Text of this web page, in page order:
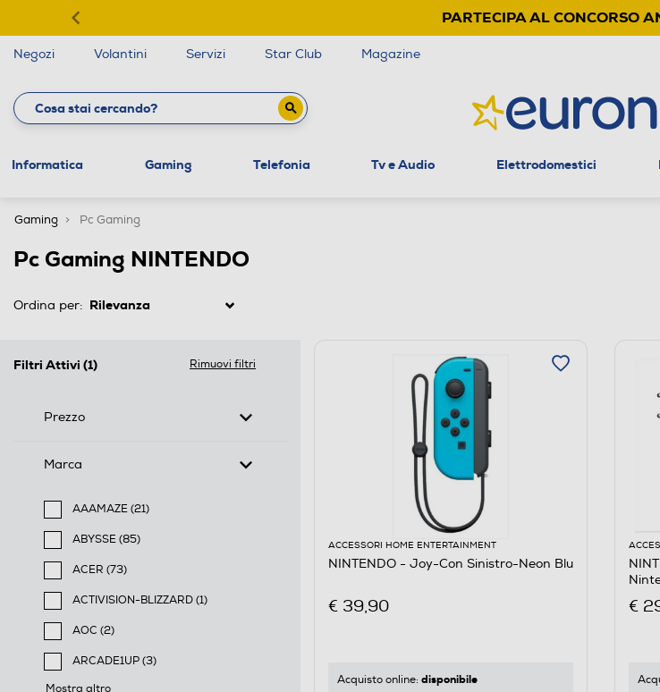
PARTECIPA AL CONCORSO
Negozi Volantini Servizi Star Club Magazine
Informatica Gaming Telefonia Tv e Audio Elettrodomestici
Gaming Pc Gaming
Pc Gaming NINTENDO
Ordina per:
Filtri Attivi (1) Rimuovi filtri
Prezzo
Marca
AAAMAZE (21)
Filtra per Marca: AAAMAZE
ABYSSE (85)
Filtra per Marca: ABYSSE
ACER (73)
Filtra per Marca: ACER
ACTIVISION-BLIZZARD (1)
Filtra per Marca: ACTIVISION-BLIZZARD
AOC (2)
Filtra per Marca: AOC
ARCADE1UP (3)
Filtra per Marca: ARCADE1UP
Mostra altro
ACCESSORI HOME ENTERTAINMENT
NINTENDO - Joy-Con Sinistro-Neon Blu
€ 39,90
Acquisto online: disponibile
€